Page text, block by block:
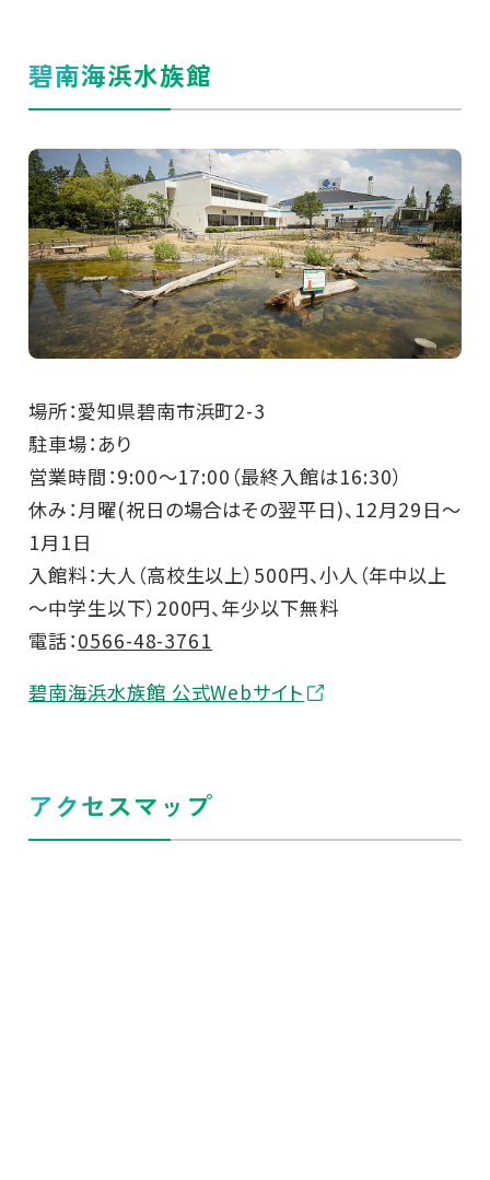
碧南海浜水族館
場所：愛知県碧南市浜町2-3
駐車場：あり
営業時間：9:00～17:00（最終入館は16:30）
休み：月曜(祝日の場合はその翌平日)、12月29日～
1月1日
入館料：大人（高校生以上）500円、小人（年中以上
～中学生以下）200円、年少以下無料
電話：0566-48-3761
碧南海浜水族館 公式Webサイト
アクセスマップ